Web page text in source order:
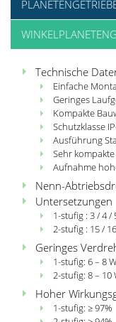
Technische
Einfache
Geringes
Kompakte
Schutzklasse
Ausführung
Sehr
Aufnahme
Nenn-
Untersetzungen
1-stufig : 3 / 4 /
2-stufig : 15 /
Geringes
1-stufig: 6 – 8
2-stufig: 8 –
Hoher
1-stufig: ≥ 97%